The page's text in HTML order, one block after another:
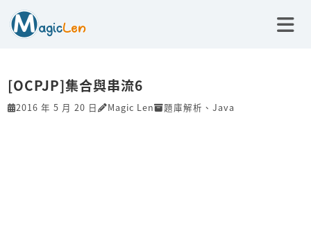
[OCPJP]集合與串流6
2016 年 5 月 20 日 Magic Len 題庫解析 、 Java